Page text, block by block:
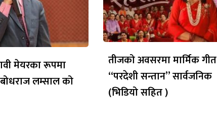
मेयरका रूपमा
लम्साल को
तीजको अवसरमा मार्मिक गीत
“परदेशी सन्तान” सार्वजनिक
(भिडियो सहित )